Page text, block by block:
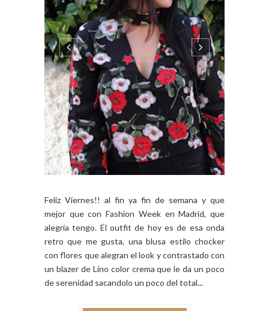
Feliz Viernes!! al fin ya fin de semana y que
mejor que con Fashion Week en Madrid, que
alegría tengo. El outfit de hoy es de esa onda
retro que me gusta, una blusa estilo chocker
con flores que alegran el look y contrastado con
un blazer de Lino color crema que le da un poco
de serenidad sacandolo un poco del total...